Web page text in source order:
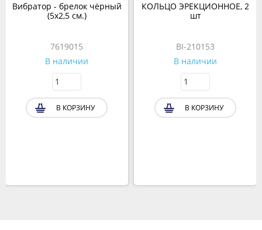
Вибратор - брелок чёрный
(5х2,5 см.)
7619015
В наличии
В КОРЗИНУ
КОЛЬЦО ЭРЕКЦИОННОЕ, 2
шт
BI-210153
В наличии
В КОРЗИНУ